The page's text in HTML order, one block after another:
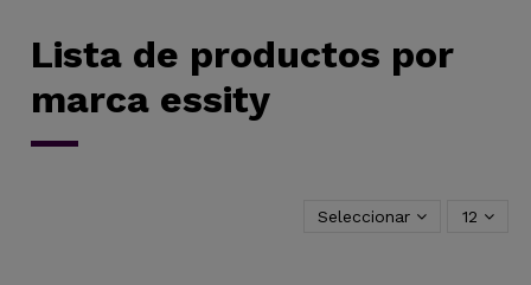
Lista de productos por
marca essity
Seleccionar 12